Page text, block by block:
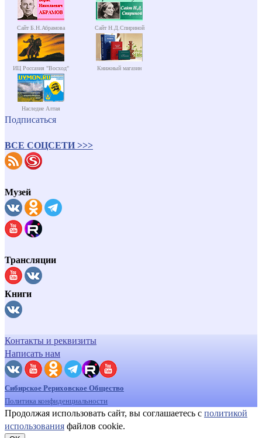
Сайт Б.Н.Абрамова Сайт Н.Д.Спириной
ИЦ Россазия "Восход" Книжный магазин
Наследие Алтая
Подписаться
ВСЕ СОЦСЕТИ >>>
Музей
Трансляции
Книги
Контакты и реквизиты
Написать нам
Сибирское Рериховское Общество
Политика конфиденциальности
Продолжая использовать сайт, вы соглашаетесь с политикой
использования файлов cookie.